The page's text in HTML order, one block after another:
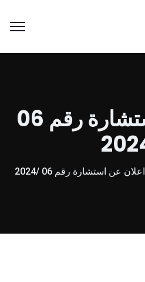
اعلان عن استشارة رقم 06
اعلان عن استشارة رقم 06 /2024